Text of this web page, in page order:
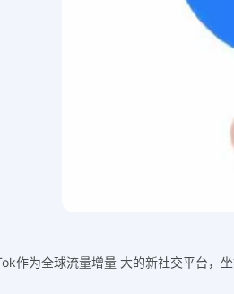
作为全球流量增量 大的新社交平台，